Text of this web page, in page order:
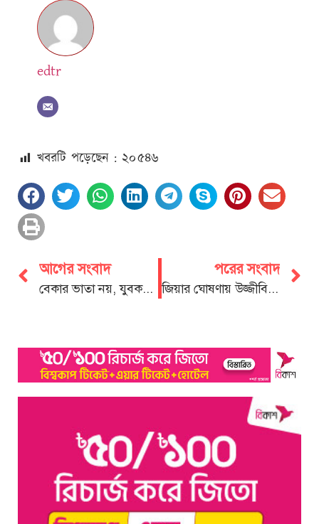
edtr
খবরটি পড়েছেন : ২০৫৪৬
আগের সংবাদ
বেকার ভাতা নয়, যুবকদের হাতে কাজ তুলে দেওয়া হবে: ডা. শফিকুর রহমান
পরের সংবাদ
জিয়ার ঘোষণায় উজ্জীবিত জাতিকে কেউ থামাতে পারেনি:আসলাম চৌধুরী